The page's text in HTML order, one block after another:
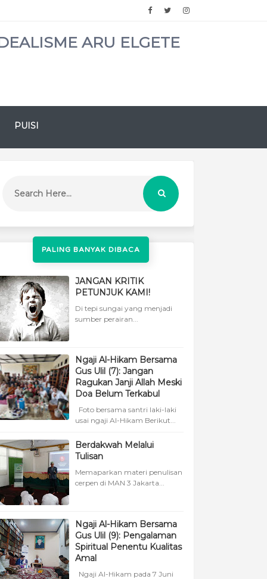
ARU ELGETE
PUISI
PALING BANYAK DIBACA
JANGAN KRITIK
PETUNJUK KAMI!
Di tepi sungai yang menjadi
sumber perairan...
Ngaji Al-Hikam Bersama
Gus Ulil (7): Jangan
Ragukan Janji Allah Meski
Doa Belum Terkabul
Foto bersama santri laki-laki
usai ngaji Al-Hikam Berikut...
Berdakwah Melalui
Tulisan
Memaparkan materi penulisan
cerpen di MAN 3 Jakarta...
Ngaji Al-Hikam Bersama
Gus Ulil (9): Pengalaman
Spiritual Penentu Kualitas
Amal
Ngaji Al-Hikam pada 7 Juni